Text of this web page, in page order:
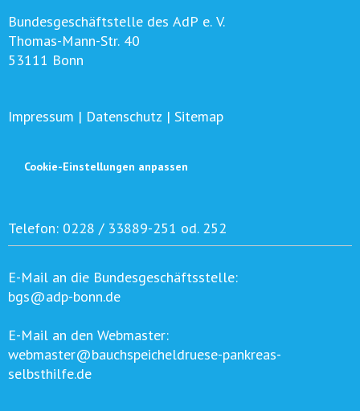
Bundesgeschäftstelle des AdP e. V.
Thomas-Mann-Str. 40
53111 Bonn
Impressum | Datenschutz | Sitemap
Cookie-Einstellungen anpassen
Telefon: 0228 / 33889-251 od. 252
E-Mail an die Bundesgeschäftsstelle:
bgs@adp-bonn.de
E-Mail an den Webmaster:
webmaster@bauchspeicheldruese-pankreas-
selbsthilfe.de